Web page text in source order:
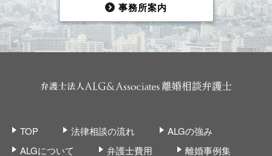
事務所案内
TOP 法律相談の流れ
ALGの強み
ALGについて
弁護士費用
離婚事例集